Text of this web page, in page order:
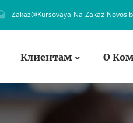
Zakaz@Kursovaya-Na-Zakaz-
Клиентам О